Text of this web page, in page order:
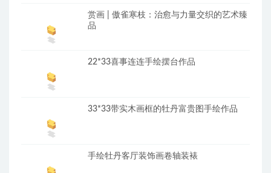
赏画 | 傲雀寒枝：治愈与力量交织的艺术臻
品
22*33喜事连连手绘摆台作品
33*33带实木画框的牡丹富贵图手绘作品
手绘牡丹客厅装饰画卷轴装裱